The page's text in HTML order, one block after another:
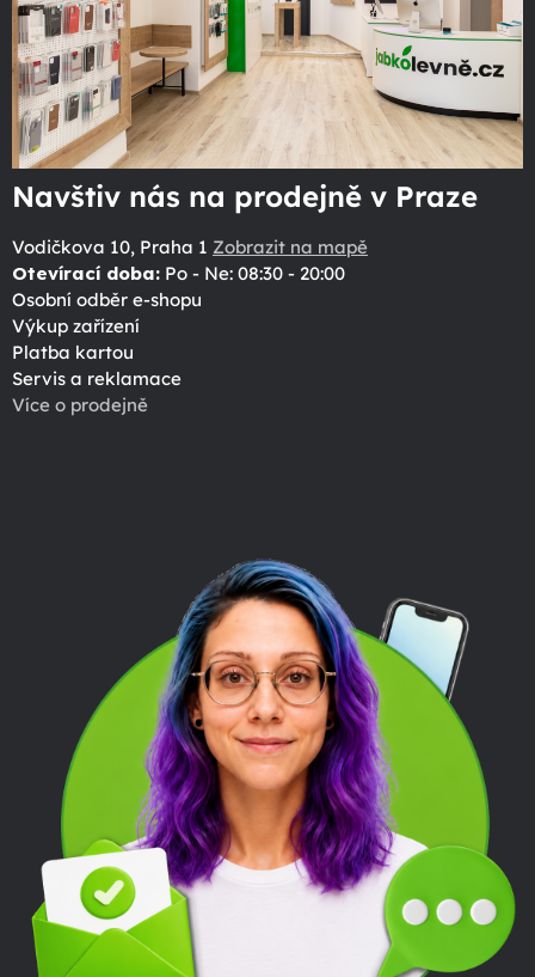
Navštiv nás na prodejně v Praze
Vodičkova 10, Praha 1 Zobrazit na mapě
Otevírací doba: Po - Ne: 08:30 - 20:00
Osobní odběr e-shopu
Výkup zařízení
Platba kartou
Servis a reklamace
Více o prodejně